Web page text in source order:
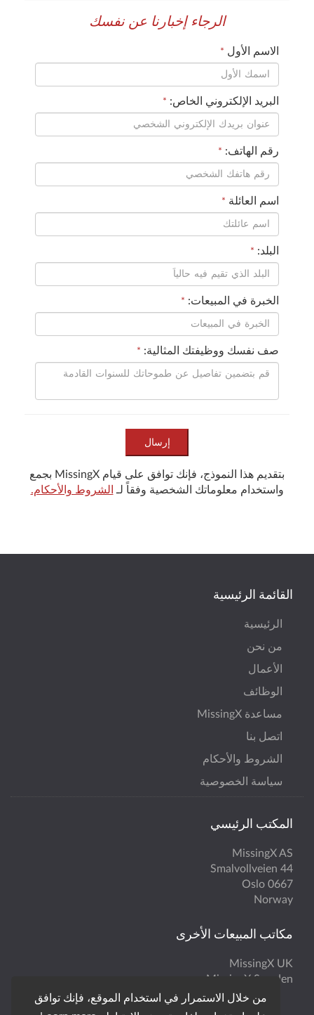
من خلال الاستمرار في استخدام الموقع، فإنك توافق
الرجاء إخبارنا عن نفسك
الاسم الأول *
البريد الإلكتروني الخاص: *
رقم الهاتف: *
اسم العائلة *
البلد: *
الخبرة في المبيعات: *
صف نفسك ووظيفتك المثالية: *
إرسال
بتقديم هذا النموذج، فإنك توافق على قيام MissingX بجمع
واستخدام معلوماتك الشخصية وفقاً لـ الشروط والأحكام.
القائمة الرئيسية
الرئيسية
من نحن
الأعمال
الوظائف
مساعدة MissingX
اتصل بنا
الشروط والأحكام
سياسة الخصوصية
المكتب الرئيسي
MissingX AS
Smalvollveien 44
0667 Oslo
Norway
مكاتب المبيعات الأخرى
MissingX UK
MissingX Sweden